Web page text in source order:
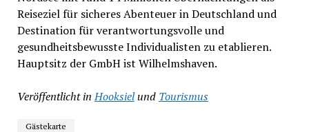
Reiseziel für sicheres Abenteuer in Deutschland und
Destination für verantwortungsvolle und
gesundheitsbewusste Individualisten zu etablieren.
Hauptsitz der GmbH ist Wilhelmshaven.
Veröffentlicht in Hooksielund Tourismus
Gästekarte